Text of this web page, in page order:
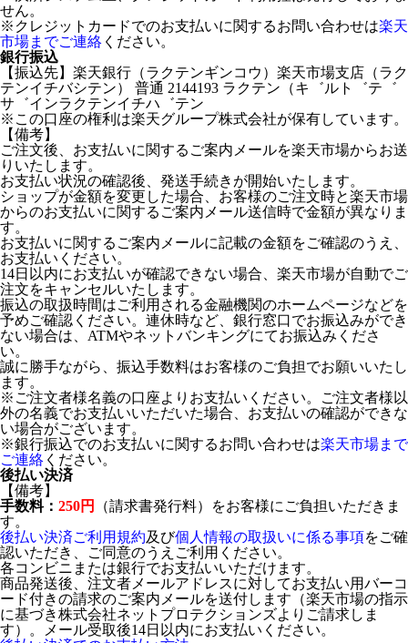
せん。
※クレジットカードでのお支払いに関するお問い合わせは楽天
市場までご連絡 ください。
銀行振込
【振込先】楽天銀行（ラクテンギンコウ）楽天市場支店（ラク
テンイチバシテン） 普通 2144193 ラクテン（キ゛ルト゛テ゛
サ゛インラクテンイチハ゛テン
※この口座の権利は楽天グループ株式会社が保有しています。
【備考】
ご注文後、お支払いに関するご案内メールを楽天市場からお送
りいたします。
お支払い状況の確認後、発送手続きが開始いたします。
ショップが金額を変更した場合、お客様のご注文時と楽天市場
からのお支払いに関するご案内メール送信時で金額が異なりま
す。
お支払いに関するご案内メールに記載の金額をご確認のうえ、
お支払いください。
14日以内にお支払いが確認できない場合、楽天市場が自動でご
注文をキャンセルいたします。
振込の取扱時間はご利用される金融機関のホームページなどを
予めご確認ください。連休時など、銀行窓口でお振込みができ
ない場合は、ATMやネットバンキングにてお振込みくださ
い。
誠に勝手ながら、振込手数料はお客様のご負担でお願いいたし
ます。
※ご注文者様名義の口座よりお支払いください。ご注文者様以
外の名義でお支払いいただいた場合、お支払いの確認ができな
い場合がございます。
※銀行振込でのお支払いに関するお問い合わせは楽天市場まで
ご連絡 ください。
後払い決済
【備考】
手数料： 250円
（請求書発行料）をお客様にご負担いただきま
す。
後払い決済ご利用規約及び個人情報の取扱いに係る事項をご確
認いただき、ご同意のうえご利用ください。
各コンビニまたは銀行でお支払いいただけます。
商品発送後、注文者メールアドレスに対してお支払い用バーコ
ード付きの請求のご案内メールを送付します（楽天市場の指示
に基づき株式会社ネットプロテクションズよりご請求しま
す）。メール受取後14日以内にお支払いください。